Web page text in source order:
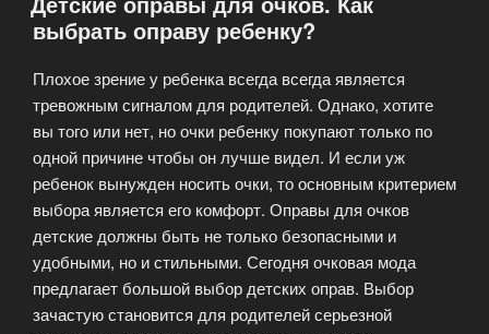
выбрать оправу ребенку?
Плохое зрение у ребенка всегда всегда является
тревожным сигналом для родителей. Однако, хотите
вы того или нет, но очки ребенку покупают только по
одной причине чтобы он лучше видел. И если уж
ребенок вынужден носить очки, то основным критерием
выбора является его комфорт. Оправы для очков
детские должны быть не только безопасными и
удобными, но и стильными. Сегодня очковая мода
предлагает большой выбор детских оправ. Выбор
зачастую становится для родителей серьезной